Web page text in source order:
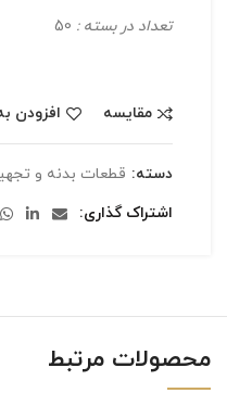
تعداد در بسته :
مقایسه افزودن
دسته: قطعات بدنه و
اشتراک گذاری
محصولات مرتبط